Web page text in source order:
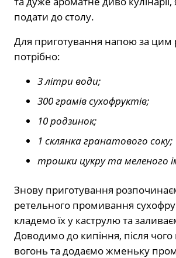
подати до столу.
Для приготування напою за цим
потрібно:
3 літри води;
300 грамів сухофруктів;
10 родзинок;
1 склянка гранатового соку;
трошки цукру та меленого
Знову приготування
ретельного промивання
кладемо їх у каструлю та
Доводимо до кипіння, після
вогонь та додаємо жменьку